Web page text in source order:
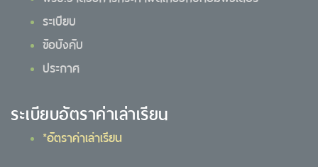
ระเบียบ
ข้อบังคับ
ประกาศ
ระเบียบอัตราค่าเล่าเรียน
*อัตราค่าเล่าเรียน